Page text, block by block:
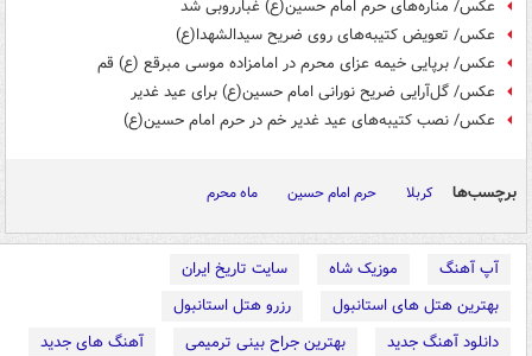
عکس/ مناره‌های حرم امام حسین(ع) غبارروبی شد
عکس/ تعویض کتیبه‌های روی ضریح سیدالشهدا(ع)
عکس/ برپایی خیمه عزای محرم در امامزاده موسی مبرقع (ع) قم
عکس/ گل‌آرایی ضریح نورانی امام حسین(ع) برای عید غدیر
عکس/ نصب کتیبه‌های عید غدیر خم در حرم امام حسین(ع)
برچسب‌ها کربلا حرم امام حسین ماه محرم
آپ آهنگ موزیک شاه
سایت تاریخ ایران
بهترین هتل های استانبول
رزرو هتل استانبول
دانلود آهنگ جدید
بهترین جراح بینی ترمیمی
آهنگ های جدید